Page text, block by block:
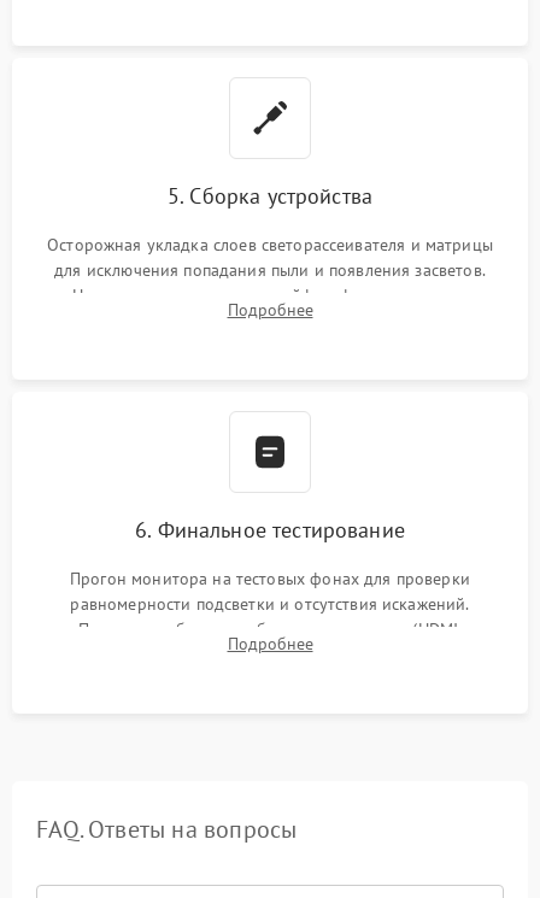
5. Сборка устройства
Осторожная укладка слоев светорассеивателя и матрицы
для исключения попадания пыли и появления засветов.
Надежное подключение шлейфов, фиксация плат и
аккуратное защелкивание пластикового корпуса монитора.
Подробнее
6. Финальное тестирование
Прогон монитора на тестовых фонах для проверки
равномерности подсветки и отсутствия искажений.
Проверка работоспособности всех портов (HDMI,
DisplayPort, VGA) и кнопок управления под нагрузкой в
Подробнее
FAQ. Ответы на вопросы